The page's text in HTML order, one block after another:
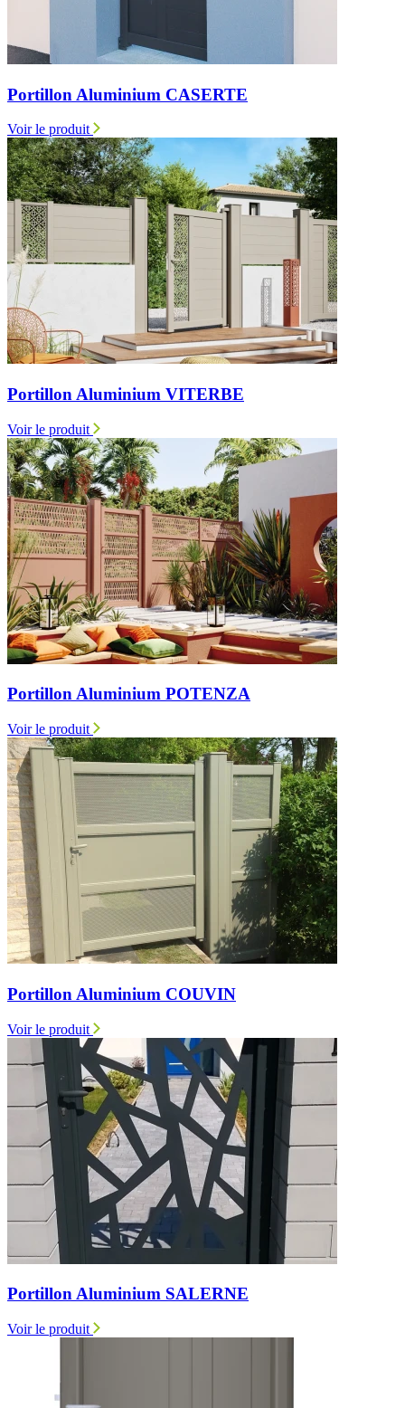
Portillon Aluminium CASERTE
Voir le produit
Portillon Aluminium VITERBE
Voir le produit
Portillon Aluminium POTENZA
Voir le produit
Portillon Aluminium COUVIN
Voir le produit
Portillon Aluminium SALERNE
Voir le produit